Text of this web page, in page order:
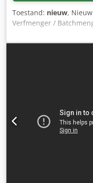
Toestand: nieuw,
Verfmenger /
kunststofgranulaat Op
Voorbeeld: Menger MV
/ 120 kg granulaat
stappen van 25 mm,
Besturing via
instelbaar Dcjdpfx Afsu